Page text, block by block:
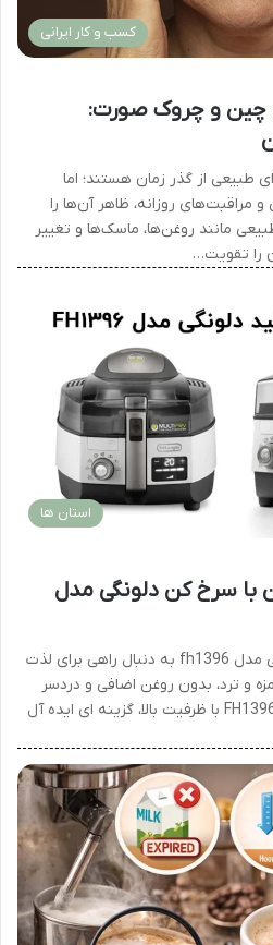
کسب و کار ایرانی
چین و چروک صورت:
از گذر زمان هستند؛ اما
مراقبت‌های روزانه، ظاهر آن‌ها را
مانند روغن‌ها، ماسک‌ها و تغییر
را تقویت…
استان ها
با سرخ کن دلونگی مدل
مقدمه سرخ کن چند کاره دلونگی مدل fh1396 به دنبال راهی برای لذت
و ترد، بدون روغن اضافی و دردسر
هستید؟ سرخ کن دلونگی مدل FH1396 با ظرفیت بالا، گزینه ‌ای ایده ‌آل